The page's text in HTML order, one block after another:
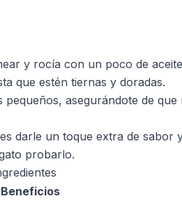
y rocía con un poco de
que estén tiernas y doradas.
asegurándote de que
darle un toque extra de sabor
probarlo.
Beneficios